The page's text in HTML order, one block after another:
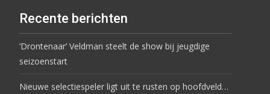
Recente berichten
‘Drontenaar’ Veldman steelt de show bij jeugdige
seizoenstart
Nieuwe selectiespeler ligt uit te rusten op hoofdveld…